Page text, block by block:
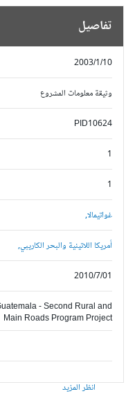
تفاصيل
2003/1/10
وثيقة معلومات المشروع
PID10624
غواتيمالا,
أمريكا اللاتينية والبحر الكاريبي,
2010/7/01
Guatemala - Second Rural and
Main Roads Program Project
انظر المزيد